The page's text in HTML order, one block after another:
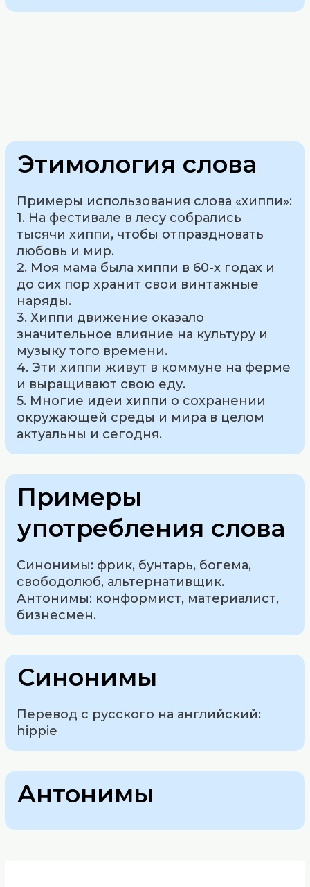
Этимология слова
Примеры использования слова «хиппи»:
1. На фестивале в лесу собрались
тысячи хиппи, чтобы отпраздновать
любовь и мир.
2. Моя мама была хиппи в 60-х годах и
до сих пор хранит свои винтажные
наряды.
3. Хиппи движение оказало
значительное влияние на культуру и
музыку того времени.
4. Эти хиппи живут в коммуне на ферме
и выращивают свою еду.
5. Многие идеи хиппи о сохранении
окружающей среды и мира в целом
актуальны и сегодня.
Примеры
употребления слова
Синонимы: фрик, бунтарь, богема,
свободолюб, альтернативщик.
Антонимы: конформист, материалист,
бизнесмен.
Синонимы
Перевод с русского на английский:
hippie
Антонимы